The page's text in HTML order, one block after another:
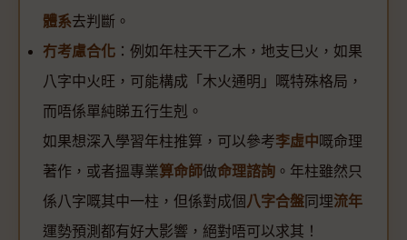
體系去判斷。
冇考慮合化 ：例如年柱天干乙木，地支巳火，如果
八字中火旺，可能構成「木火通明」嘅特殊格局，
而唔係單純睇五行生剋。
如果想深入學習年柱推算，可以參考李虛中嘅命理
著作，或者搵專業算命師做命理諮詢 。年柱雖然只
係八字嘅其中一柱，但係對成個 八字合盤 同埋流年
運勢預測都有好大影響，絕對唔可以求其！